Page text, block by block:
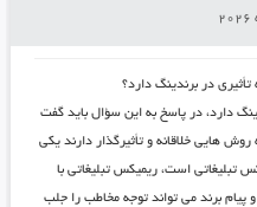
در برندینگ دارد؟
دارد، در پاسخ به این سؤال باید گفت
هایی خلاقانه و تأثیرگذار دارند یکی
تبلیغاتی است، ریمیکس تبلیغاتی با
پیام برند می تواند توجه مخاطب را جلب